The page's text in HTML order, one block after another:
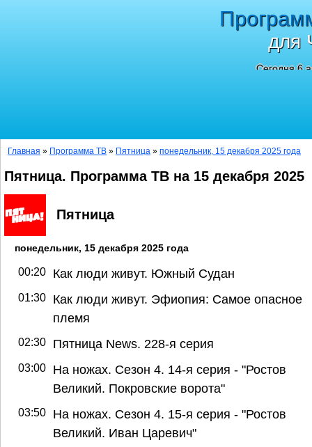
для
Сегодня 6
Главная » Программа ТВ » Пятница » понедельник, 15 декабря 2025 года
Пятница. Программа ТВ на 15 декабря 2025
Пятница
понедельник, 15 декабря 2025 года
00:20 Как люди живут. Южный Судан
01:30
Как люди живут. Эфиопия: Самое опасное
племя
02:30 Пятница News. 228-я серия
03:00
На ножах. Сезон 4. 14-я серия - "Ростов
Великий. Покровские ворота"
03:50
На ножах. Сезон 4. 15-я серия - "Ростов
Великий. Иван Царевич"